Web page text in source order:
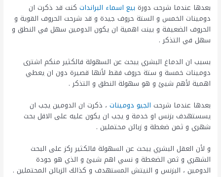
بعدها عندما شرحت دورة بيع اسماء البراندات كنت قد ذكرت ان
دومينات الخمس و الستة حروف جيدة و قد شرحت الحروف القوية و
الحروف الضعيفة و بينت اهمية ان يكون الدومين سهل في النطق و
سهل في التذكر .
بسبب ان الدماغ البشري يبحث عن السهولة فالكثير منكم اشترى
دومينات خمسة و ستة حروف فقط لأنها قصيرة دون ان يعطي
اهمية لأهم شيئ و هو سهولة النطق و التذكر .
بعدها عندما شرحت الجيو دومينات ، ذكرت ان الدومين يجب ان
يسستهدف بزنس او خدمة و يجب ان يكون عليه على الاقل بحث
شهري و ثمن ضغطة و زبائن محتملين .
و لأن العقل البشري يبحث عن السهولة فالكثير ركز على البحث
الشهري و ثمن الضغطة و نسي اهم شيئ و الذي هو جودة
الدومين ، البزنس و النيتش المستهدف و كذالك الزبائن المحتملين .